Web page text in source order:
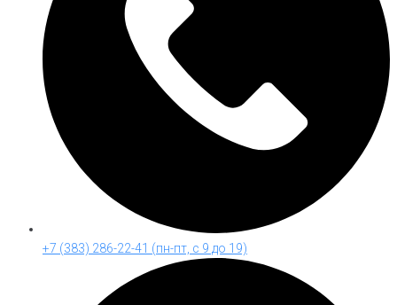
+7 (383) 286-22-41 (пн-пт, с 9 до 19)